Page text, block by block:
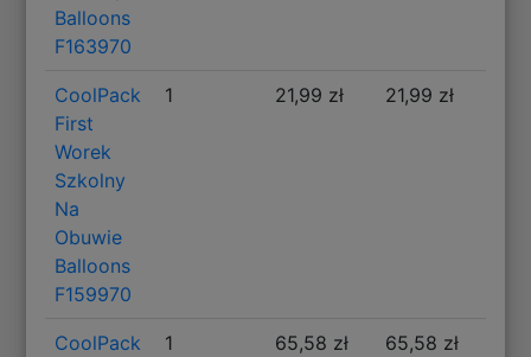
Balloons
F163970
CoolPack
First
Worek
Szkolny
Na
Obuwie
Balloons
F159970
1 21,99 zł 21,99 zł
CoolPack
1 65,58 zł 65,58 zł